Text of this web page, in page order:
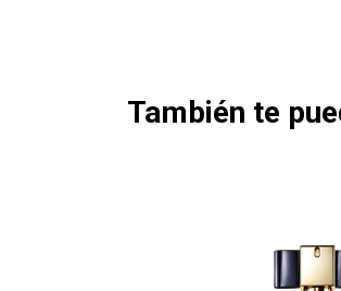
También te